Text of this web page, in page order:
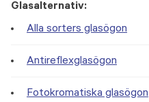
Glasalternativ:
Alla sorters glasögon
Antireflexglasögon
Fotokromatiska glasögon